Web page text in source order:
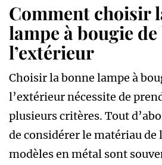
Comment choisir
lampe à bougie
l’extérieur
Choisir la bonne lampe à
l’extérieur nécessite de
plusieurs critères. Tout
de considérer le matériau de
modèles en métal sont